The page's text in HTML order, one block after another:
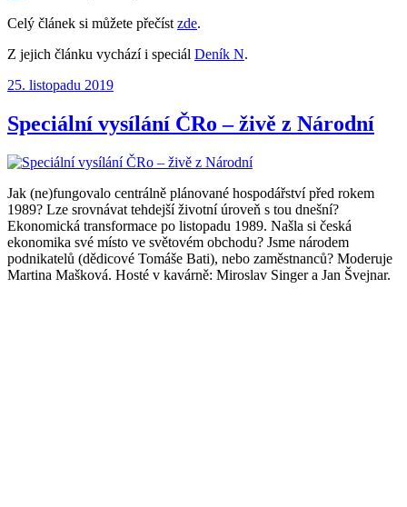
Celý článek si můžete přečístzde.
Z jejich článku vychází i speciál Deník N.
Publikováno:
25. listopadu 2019
Speciální vysílání ČRo – živě z Národní
Jak (ne)fungovalo centrálně plánované hospodářství před rokem
1989? Lze srovnávat tehdejší životní úroveň s tou dnešní?
Ekonomická transformace po listopadu 1989. Našla si česká
ekonomika své místo ve světovém obchodu? Jsme národem
podnikatelů (dědicové Tomáše Bati), nebo zaměstnanců? Moderuje
Martina Mašková. Hosté v kavárně: Miroslav Singer a Jan Švejnar.